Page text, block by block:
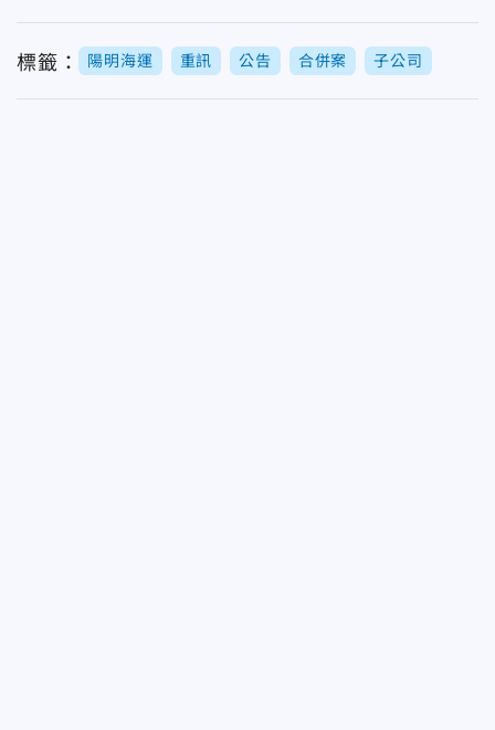
標籤： 陽明海運 重訊 公告 合併案 子公司